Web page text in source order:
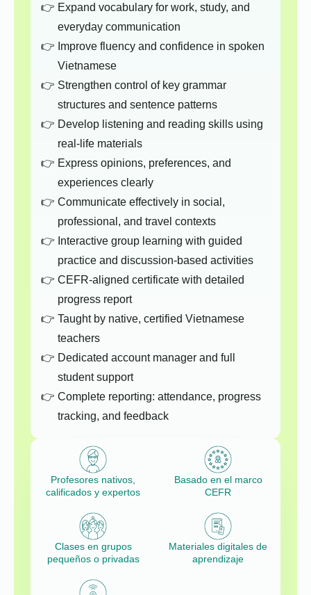
Expand vocabulary for work, study, and
everyday communication
Improve fluency and confidence in spoken
Vietnamese
Strengthen control of key grammar
structures and sentence patterns
Develop listening and reading skills using
real-life materials
Express opinions, preferences, and
experiences clearly
Communicate effectively in social,
professional, and travel contexts
Interactive group learning with guided
practice and discussion-based activities
CEFR-aligned certificate with detailed
progress report
Taught by native, certified Vietnamese
teachers
Dedicated account manager and full
student support
Complete reporting: attendance, progress
tracking, and feedback
Profesores nativos,
calificados y expertos
Basado en el marco
CEFR
Clases en grupos
pequeños o privadas
Materiales digitales de
aprendizaje